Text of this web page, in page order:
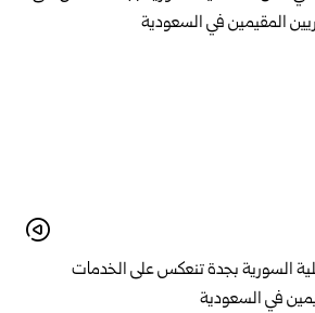
السورية بجدة تنعكس على الخدمات
في السعودية